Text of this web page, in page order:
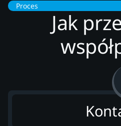
Proces
Jak